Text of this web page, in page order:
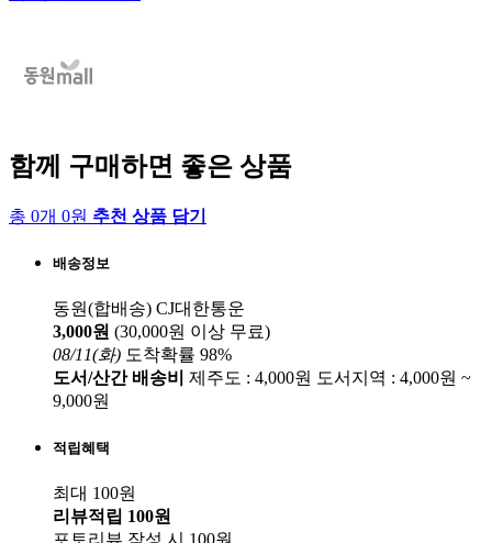
함께 구매하면 좋은 상품
총 0개 0원 추천 상품 담기
배송정보
동원(합배송) CJ대한통운
3,000원 (30,000원 이상 무료)
08/11(화) 도착확률 98%
도서/산간 배송비 제주도 : 4,000원 도서지역 : 4,000원 ~
9,000원
적립혜택
최대 100원
리뷰적립 100원
포토리뷰 작성 시 100원